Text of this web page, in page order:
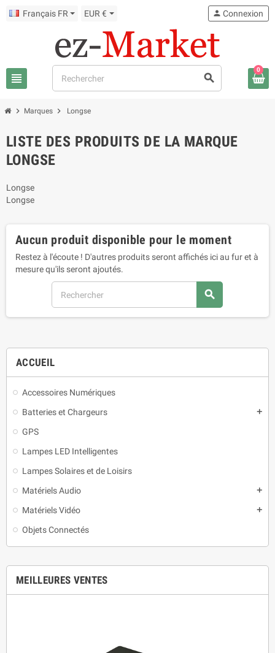
Français FR EUR €
view_headline search
person Connexion
0
chevron_right Marques chevron_right Longse
ACCUEIL
Accessoires Numériques
Batteries et Chargeurs
add
GPS
Lampes LED Intelligentes
Lampes Solaires et de Loisirs
Matériels Audio
add
Matériels Vidéo add
Objets Connectés
MEILLEURES VENTES
LISTE DES PRODUITS DE LA MARQUE
LONGSE
Longse
Longse
Aucun produit disponible pour le moment
Restez à l'écoute ! D'autres produits seront affichés ici au fur et à
mesure qu'ils seront ajoutés.
search